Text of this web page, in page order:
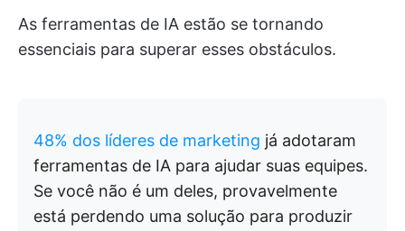
As ferramentas de IA estão se tornando
essenciais para superar esses obstáculos.
48% dos líderes de marketing já adotaram
ferramentas de IA para ajudar suas equipes.
Se você não é um deles, provavelmente
está perdendo uma solução para produzir